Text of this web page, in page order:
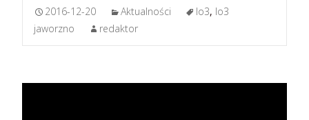
2016-12-20 Aktualności lo3, lo3
jaworzno
redaktor